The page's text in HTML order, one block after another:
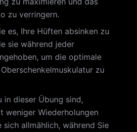
zu verringern.
es, Ihre Hüften absinken zu
sie während jeder
um die optimale
zu
in dieser Übung sind,
weniger Wiederholungen
sich allmählich, während Sie